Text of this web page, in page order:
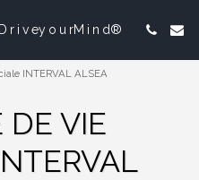
your Mind ®
INTERVAL ALSEA
DE VIE